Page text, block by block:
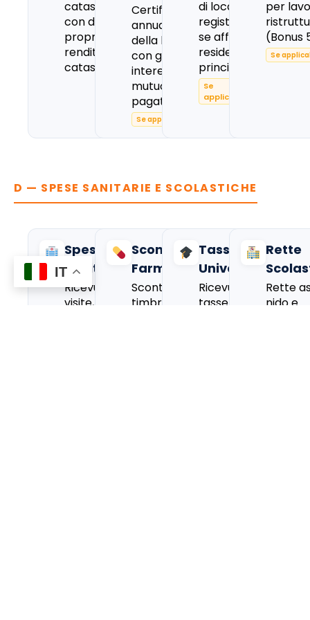
catastale
con dati di
proprietà e
rendita
catastale
Certificato
annuale
della banca
con gli
interessi del
mutuo
pagati
Se applicabile
di locazione
registrato
se affitti la
residenza
principale
Se
applicabile
per
(Bonus
Se
D — SPESE SANITARIE E SCOLASTICHE
Spese
Sanitarie
Ricevute
visite,
Scontrini
Farmacia
Scontrini
timbrati dal
Tasse
Universitarie
Ricevute per
tasse
Rette
Rette
nido e
IT